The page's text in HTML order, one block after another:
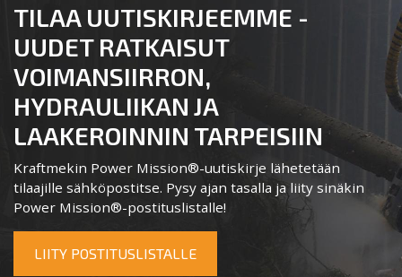
TILAA UUTISKIRJEEMME -
UUDET RATKAISUT
VOIMANSIIRRON,
HYDRAULIIKAN JA
LAAKEROINNIN TARPEISIIN
Kraftmekin Power Mission®-uutiskirje lähetetään
tilaajille sähköpostitse. Pysy ajan tasalla ja liity sinäkin
Power Mission®-postituslistalle!
LIITY POSTITUSLISTALLE